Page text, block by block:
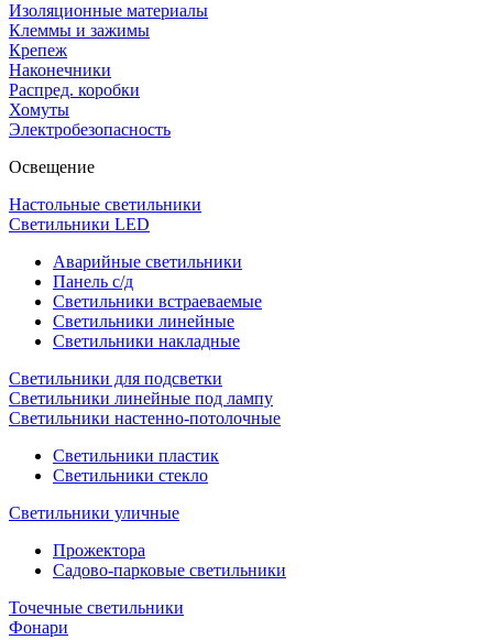
Изоляционные материалы
Клеммы и зажимы
Крепеж
Наконечники
Распред. коробки
Хомуты
Электробезопасность
Освещение
Настольные светильники
Светильники LED
Аварийные светильники
Панель с/д
Светильники встраеваемые
Светильники линейные
Светильники накладные
Светильники для подсветки
Светильники линейные под лампу
Светильники настенно-потолочные
Светильники плаcтик
Светильники стекло
Светильники уличные
Прожектора
Садово-парковые светильники
Точечные светильники
Фонари